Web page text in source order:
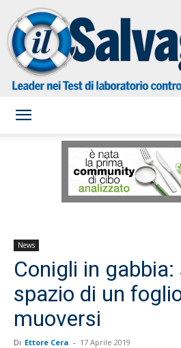
News
Conigli in gabbia:
spazio di un
muoversi
Di Ettore Cera - 17 Aprile 2019